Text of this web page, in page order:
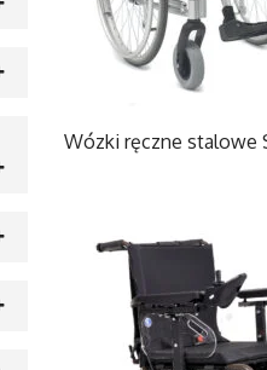
Wózki ręczne stalowe